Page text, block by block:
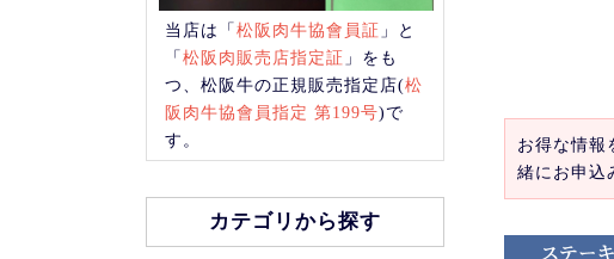
お得な情報
緒にお申込
当店は「松阪肉牛協會員証 」と
「松阪肉販売店指定証 」をも
つ、松阪牛の正規販売指定店(松
阪肉牛協會員指定 第199号)で
す。
カテゴリから探す